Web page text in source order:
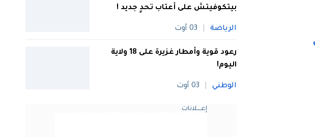
بيتكوفيتش على أعتاب تحدٍ جديد !
الرياضة 03 أوت
رعود قوية وأمطار غزيرة على 18 ولاية
اليوم!
الوطني 03 أوت
إعــــلانات